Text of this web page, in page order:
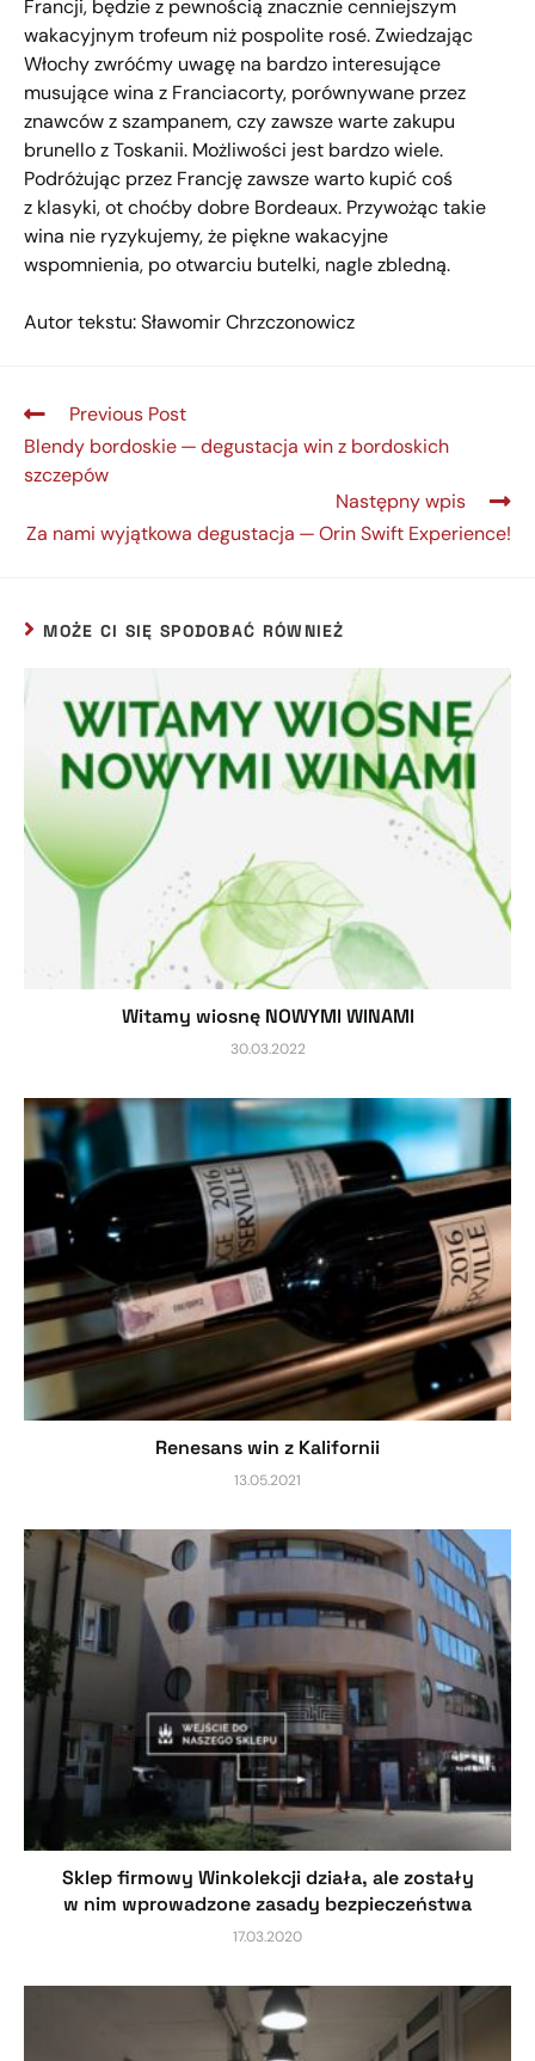
Francji, będzie z pewnością znacznie cenniejszym
wakacyjnym trofeum niż pospolite rosé. Zwiedzając
Włochy zwróćmy uwagę na bardzo interesujące
musujące wina z Franciacorty, porównywane przez
znawców z szampanem, czy zawsze warte zakupu
brunello z Toskanii. Możliwości jest bardzo wiele.
Podróżując przez Francję zawsze warto kupić coś
z klasyki, ot choćby dobre Bordeaux. Przywożąc takie
wina nie ryzykujemy, że piękne wakacyjne
wspomnienia, po otwarciu butelki, nagle zbledną.
Autor tekstu: Sławomir Chrzczonowicz
Previous Post
Blendy bordoskie — degustacja win z bordoskich
szczepów
Następny wpis
Za nami wyjątkowa degustacja — Orin Swift Experience!
MOŻE CI SIĘ SPODOBAĆ RÓWNIEŻ
Witamy wiosnę NOWYMI WINAMI
30.03.2022
Renesans win z Kalifornii
13.05.2021
Sklep firmowy Winkolekcji działa, ale zostały
w nim wprowadzone zasady bezpieczeństwa
17.03.2020